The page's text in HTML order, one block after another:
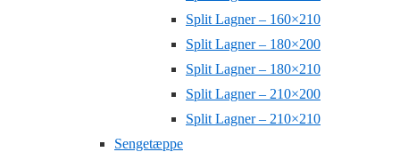
Split Lagner – 160×210
Split Lagner – 180×200
Split Lagner – 180×210
Split Lagner – 210×200
Split Lagner – 210×210
Sengetæppe